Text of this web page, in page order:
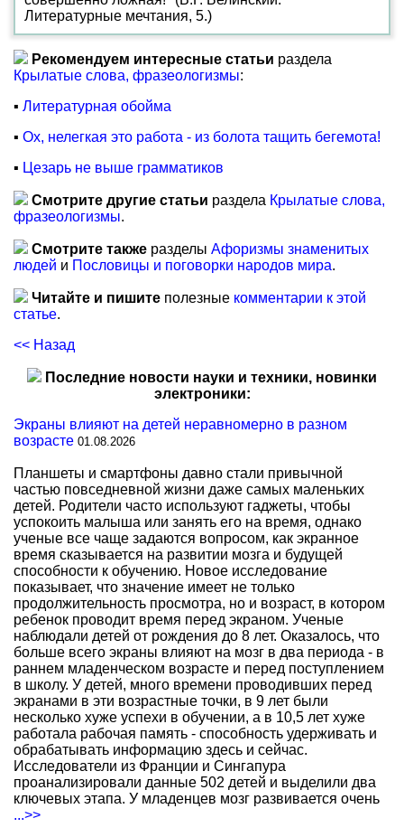
Литературные мечтания, 5.)
Рекомендуем интересные статьи раздела
Крылатые слова, фразеологизмы:
▪ Литературная обойма
▪ Ох, нелегкая это работа - из болота тащить бегемота!
▪ Цезарь не выше грамматиков
Смотрите другие статьи раздела Крылатые слова,
фразеологизмы.
Смотрите также разделы Афоризмы знаменитых
людей и Пословицы и поговорки народов мира.
Читайте и пишите полезные комментарии к этой
статье.
<< Назад
Последние новости науки и техники, новинки
электроники:
Экраны влияют на детей неравномерно в разном
возрасте 01.08.2026
Планшеты и смартфоны давно стали привычной
частью повседневной жизни даже самых маленьких
детей. Родители часто используют гаджеты, чтобы
успокоить малыша или занять его на время, однако
ученые все чаще задаются вопросом, как экранное
время сказывается на развитии мозга и будущей
способности к обучению. Новое исследование
показывает, что значение имеет не только
продолжительность просмотра, но и возраст, в котором
ребенок проводит время перед экраном. Ученые
наблюдали детей от рождения до 8 лет. Оказалось, что
больше всего экраны влияют на мозг в два периода - в
раннем младенческом возрасте и перед поступлением
в школу. У детей, много времени проводивших перед
экранами в эти возрастные точки, в 9 лет были
несколько хуже успехи в обучении, а в 10,5 лет хуже
работала рабочая память - способность удерживать и
обрабатывать информацию здесь и сейчас.
Исследователи из Франции и Сингапура
проанализировали данные 502 детей и выделили два
ключевых этапа. У младенцев мозг развивается очень
...>>